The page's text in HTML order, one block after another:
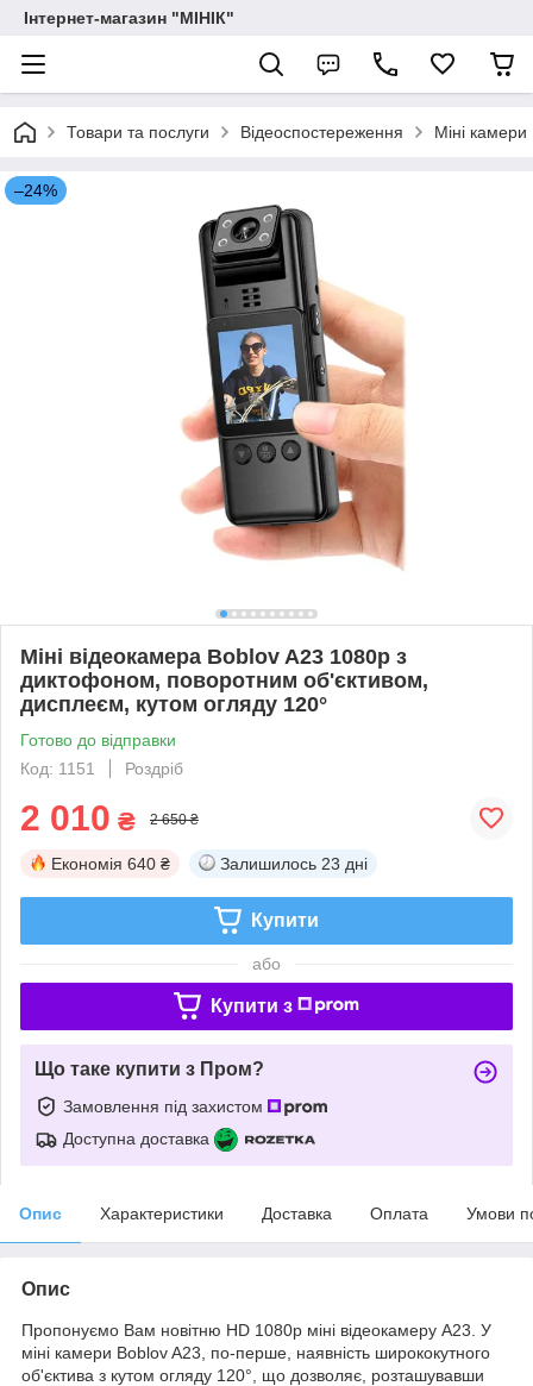
Інтернет-магазин "МІНІК"
Товари та послуги Відеоспостереження Міні камери
–24%
Міні відеокамера Boblov A23 1080p з
диктофоном, поворотним об'єктивом,
дисплеєм, кутом огляду 120°
Готово до відправки
Код: 1151
Роздріб
2 010 ₴ 2 650 ₴
Економія 640 ₴ Залишилось 23 дні
Купити
або
Купити з
Що таке купити з Пром?
Замовлення під захистом
Доступна доставка
Опис Характеристики Доставка Оплата Умови
Опис
Пропонуємо Вам новітню HD 1080p міні відеокамеру A23. У
міні камери Boblov A23, по-перше, наявність ширококутного
об'єктива з кутом огляду 120°, що дозволяє, розташувавши